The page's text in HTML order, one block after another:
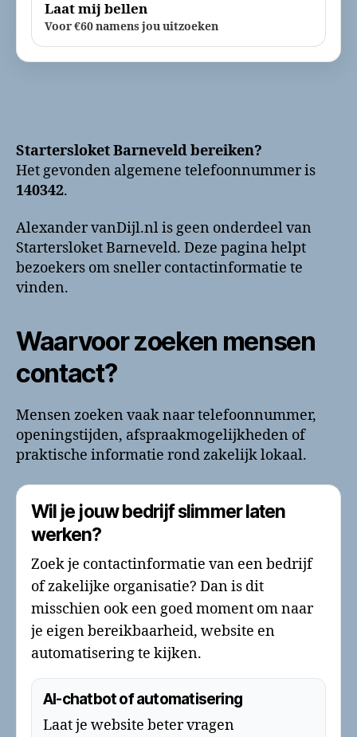
Laat mij bellen
Voor €60 namens jou uitzoeken
Startersloket Barneveld bereiken?
Het gevonden algemene telefoonnummer is
140342.
Alexander vanDijl.nl is geen onderdeel van
Startersloket Barneveld. Deze pagina helpt
bezoekers om sneller contactinformatie te
vinden.
Waarvoor zoeken mensen
contact?
Mensen zoeken vaak naar telefoonnummer,
openingstijden, afspraakmogelijkheden of
praktische informatie rond zakelijk lokaal.
Wil je jouw bedrijf slimmer laten
werken?
Zoek je contactinformatie van een bedrijf
of zakelijke organisatie? Dan is dit
misschien ook een goed moment om naar
je eigen bereikbaarheid, website en
automatisering te kijken.
AI-chatbot of automatisering
Laat je website beter vragen